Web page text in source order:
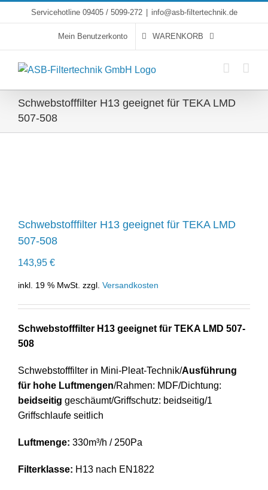
to
Servicehotline 09405 / 5099-272 info@asb-filtertechnik.de
Mein Benutzerkonto WARENKORB
Schwebstofffilter H13 geeignet für TEKA LMD
507-508
Schwebstofffilter H13 geeignet für TEKA LMD
507-508
143,95 €
inkl. 19 % MwSt. zzgl. Versandkosten
Schwebstofffilter H13 geeignet für TEKA LMD 507-
508
Schwebstofffilter in Mini-Pleat-Technik/Ausführung
für hohe Luftmengen/Rahmen: MDF/Dichtung:
beidseitig geschäumt/Griffschutz: beidseitig/1
Griffschlaufe seitlich
Luftmenge: 330m³/h / 250Pa
Filterklasse: H13 nach EN1822